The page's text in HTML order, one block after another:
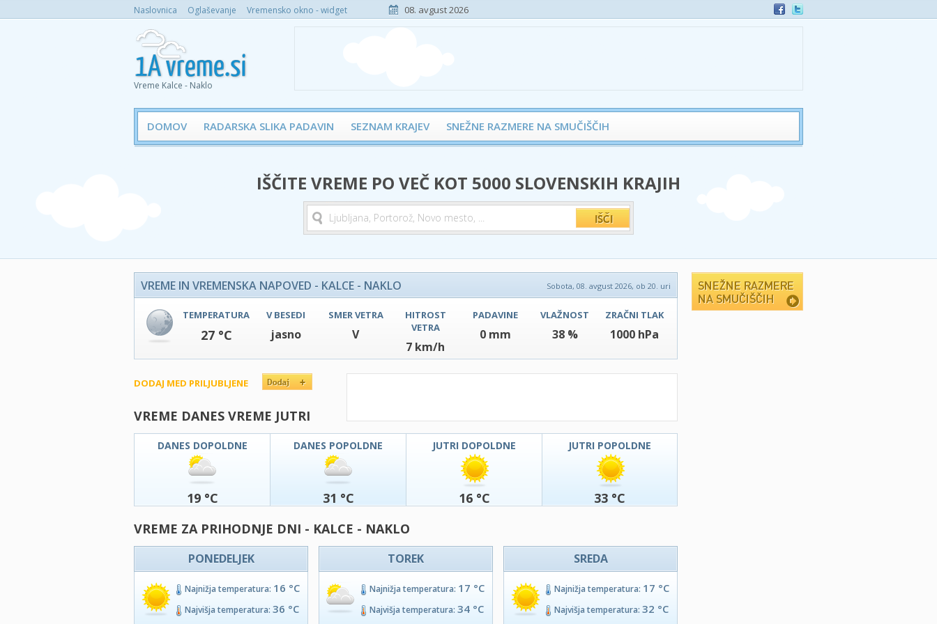
Naslovnica Oglaševanje Vremensko okno - widget 08. avgust 2026
Vreme Kalce - Naklo
DOMOV RADARSKA SLIKA PADAVIN SEZNAM KRAJEV SNEŽNE RAZMERE NA SMUČIŠČIH
IŠČITE VREME PO VEČ KOT 5000 SLOVENSKIH KRAJIH
VREME IN VREMENSKA NAPOVED - KALCE - NAKLO Sobota, 08. avgust 2026, ob 20. uri
TEMPERATURA
27 °C
V BESEDI
jasno
SMER VETRA
V
HITROST
VETRA
7 km/h
PADAVINE
0 mm
VLAŽNOST
38 %
ZRAČNI TLAK
1000 hPa
DODAJ MED PRILJUBLJENE
VREME DANES VREME JUTRI
DANES DOPOLDNE
19 °C
DANES POPOLDNE
31 °C
JUTRI DOPOLDNE
16 °C
JUTRI POPOLDNE
33 °C
VREME ZA PRIHODNJE DNI - KALCE - NAKLO
PONEDELJEK
Najnižja temperatura: 16 °C
Najvišja temperatura: 36 °C
TOREK
Najnižja temperatura: 17 °C
Najvišja temperatura: 34 °C
SREDA
Najnižja temperatura: 17 °C
Najvišja temperatura: 32 °C